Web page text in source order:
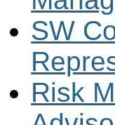
SW
Risk